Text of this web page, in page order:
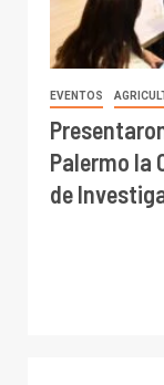
EVENTOS
Palermo la
de